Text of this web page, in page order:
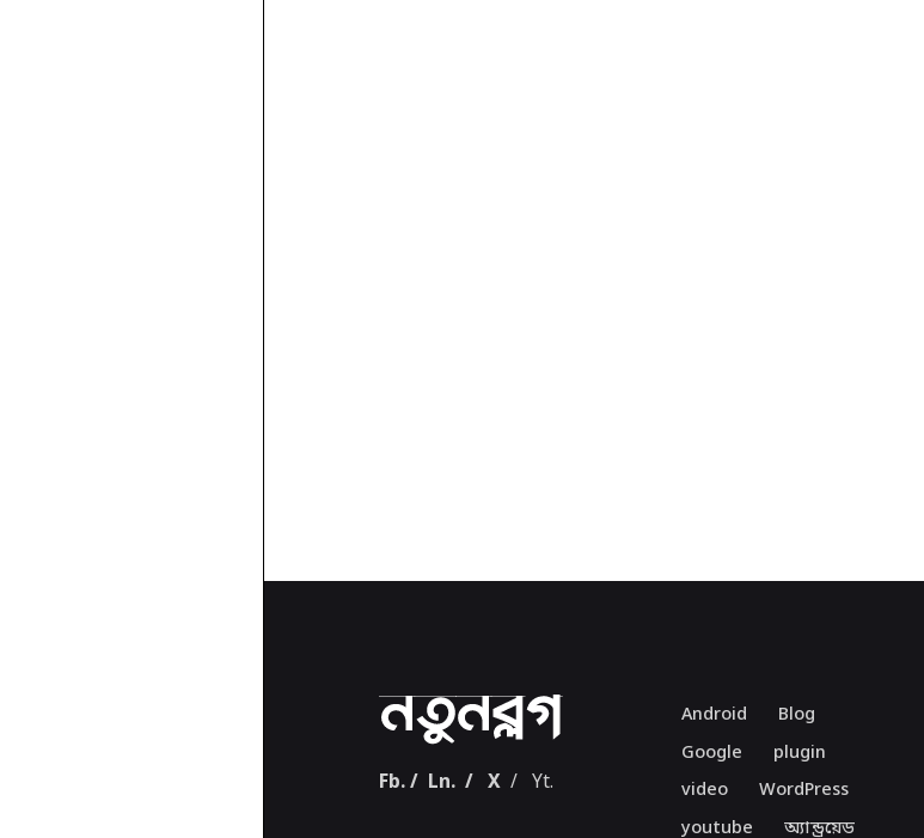
Fb./ Ln./ X/ Yt.
Android
Blog
Google
plugin
video
WordPress
youtube
অ্যান্ড্রয়েড